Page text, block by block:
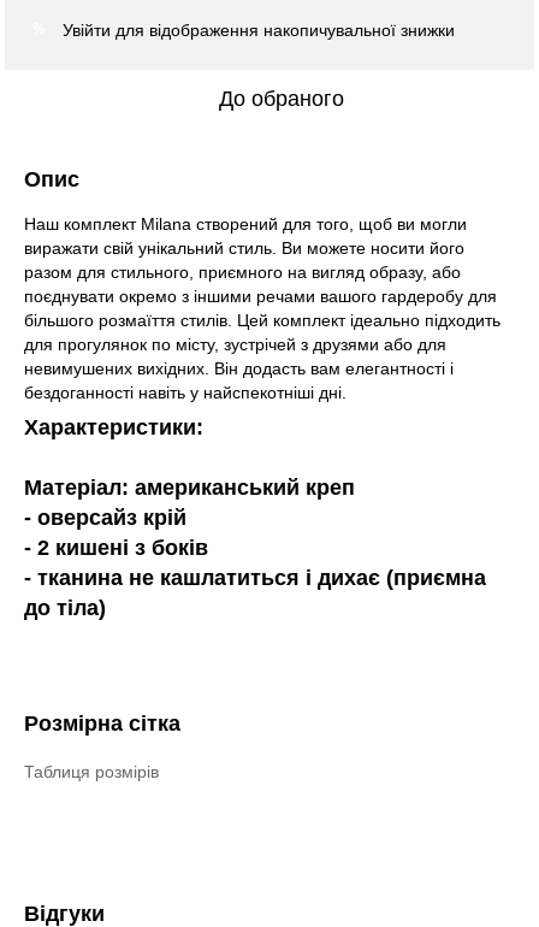
Увійти для відображення накопичувальної знижки
До обраного
Опис
Наш комплект Milana створений для того, щоб ви могли
виражати свій унікальний стиль. Ви можете носити його
разом для стильного, приємного на вигляд образу, або
поєднувати окремо з іншими речами вашого гардеробу для
більшого розмаїття стилів. Цей комплект ідеально підходить
для прогулянок по місту, зустрічей з друзями або для
невимушених вихідних. Він додасть вам елегантності і
бездоганності навіть у найспекотніші дні.
Характеристики:
Матеріал: американський креп
- оверсайз крій
- 2 кишені з боків
- тканина не кашлатиться і дихає (приємна
до тіла)
Розмірна сітка
Таблиця розмірів
Відгуки